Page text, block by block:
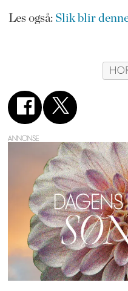
Les også: Slik blir
ANNONSE